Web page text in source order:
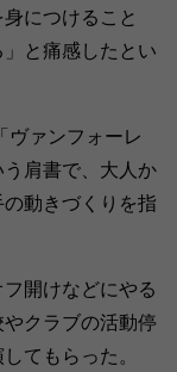
につけること
と痛感したとい
ヴァンフォーレ
肩書で、大人か
動きづくりを指
開けなどにやる
クラブの活動停
てもらった。